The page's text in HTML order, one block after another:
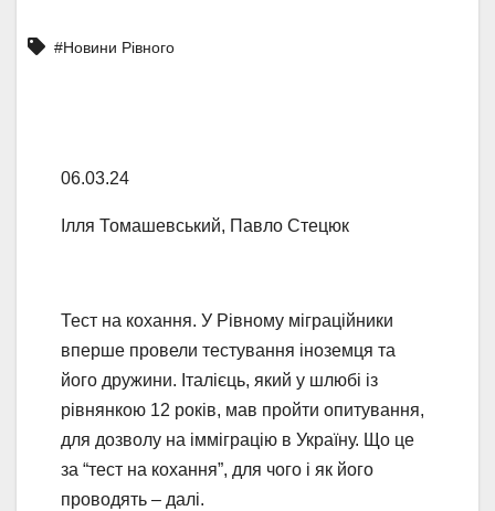
#Новини Рівного
06.03.24
Ілля Томашевський, Павло Стецюк
Тест на кохання. У Рівному міграційники
вперше провели тестування іноземця та
його дружини. Італієць, який у шлюбі із
рівнянкою 12 років, мав пройти опитування,
для дозволу на імміграцію в Україну. Що це
за “тест на кохання”, для чого і як його
проводять – далі.